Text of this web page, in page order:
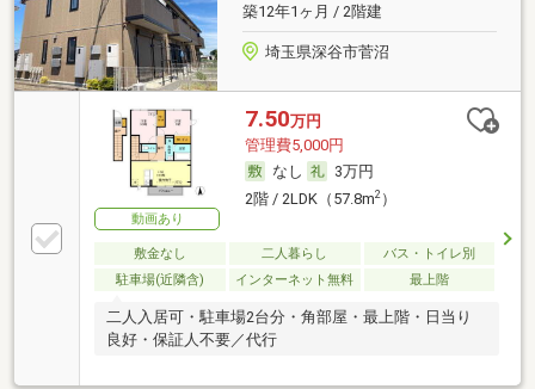
築12年1ヶ月 / 2階建
埼玉県深谷市菅沼
動画あり
7.50万円
管理費5,000円
なし
3万円
2階 / 2LDK（57.8m2）
敷金なし 二人暮らし
バス・トイレ別
駐車場(近隣含)
インターネット無料 最上階
二人入居可・駐車場2台分・角部屋・最上階・日当り
良好・保証人不要／代行